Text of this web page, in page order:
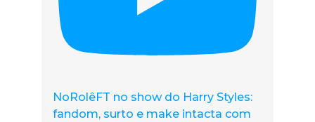
NoRolêFT no show do Harry Styles:
fandom, surto e make intacta com